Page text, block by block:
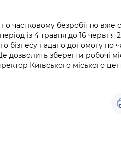
частковому безробіттю вже
із 4 травня до 16 червня
бізнесу надано допомогу по
дозволить зберегти робочі
Київського міського